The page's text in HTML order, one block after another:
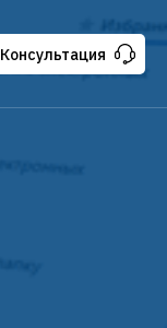
Консультация